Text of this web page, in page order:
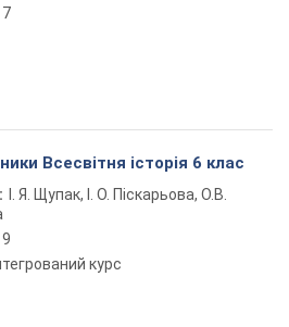
Всесвітня історія 6 клас
І. Я. Щупак, І. О. Піскарьова, О.В.
курс